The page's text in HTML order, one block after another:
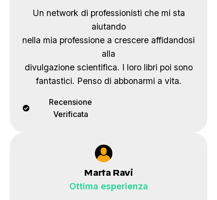
Un network di professionisti che mi sta
aiutando
nella mia professione a crescere affidandosi
alla
divulgazione scientifica. I loro libri poi sono
fantastici. Penso di abbonarmi a vita.
Recensione
Verificata
Marta Ravi
Ottima esperienza